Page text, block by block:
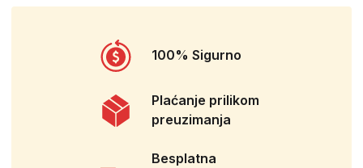
100% Sigurno
Plaćanje prilikom
preuzimanja
Besplatna